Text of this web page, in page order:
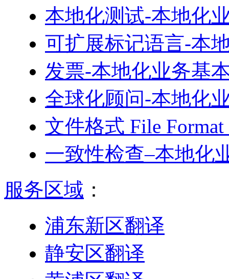
本地化测试-本地化
可扩展标记语言-本
发票-本地化业务基
全球化顾问-本地化
文件格式 File
一致性检查–本地化
服务区域 ：
浦东新区翻译
静安区翻译